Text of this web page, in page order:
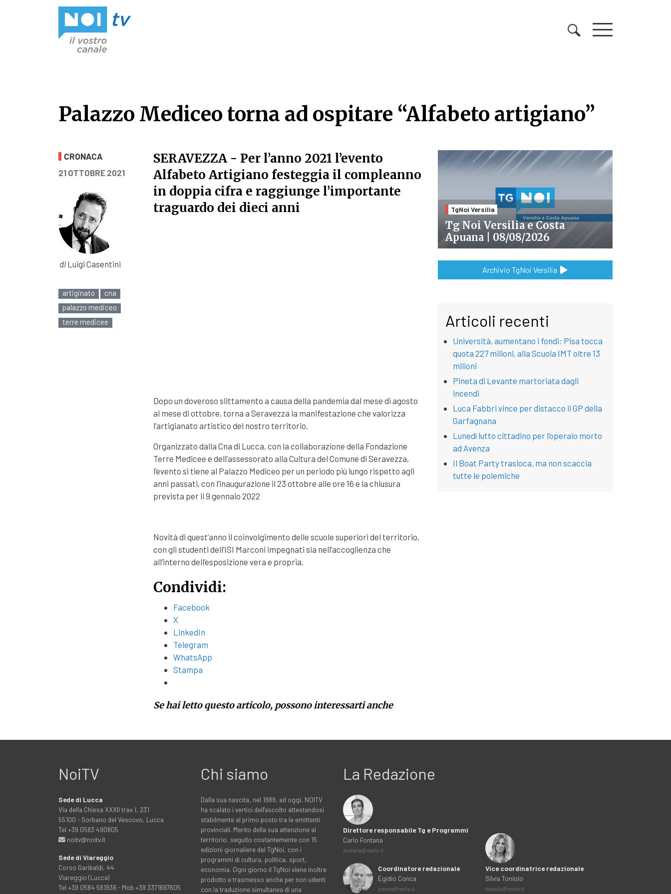
Palazzo Mediceo torna ad ospitare “Alfabeto artigiano”
Palazzo Mediceo torna ad ospitare “Alfabeto artigiano”
CRONACA
PUBBLICATO IL
21 OTTOBRE 2021
diLuigi Casentini
artiginato
cna
palazzo mediceo
terre medicee
SERAVEZZA - Per l’anno 2021 l’evento
Alfabeto Artigiano festeggia il compleanno
in doppia cifra e raggiunge l’importante
traguardo dei dieci anni
Dopo un doveroso slittamento a causa della pandemia dal mese di agosto
al mese di ottobre, torna a Seravezza la manifestazione che valorizza
l’artigianato artistico del nostro territorio.
Organizzato dalla Cna di Lucca, con la collaborazione della Fondazione
Terre Medicee e dell’assessorato alla Cultura del Comune di Seravezza,
l’evento si tiene al Palazzo Mediceo per un periodo più lungo rispetto agli
anni passati, con l’inaugurazione il 23 ottobre alle ore 16 e la chiusura
prevista per il 9 gennaio 2022
Novità di quest’anno il coinvolgimento delle scuole superiori del territorio,
con gli studenti dell’ISI Marconi impegnati sia nell’accoglienza che
all’interno dell’esposizione vera e propria.
Condividi:
Facebook
X
LinkedIn
Telegram
WhatsApp
Stampa
Se hai letto questo articolo, possono interessarti anche
TgNoi Versilia
Tg Noi Versilia e Costa
Apuana | 08/08/2026
Archivio TgNoi Versilia
Articoli recenti
Università, aumentano i fondi: Pisa tocca
quota 227 milioni, alla Scuola IMT oltre 13
milioni
Pineta di Levante martoriata dagli
incendi
Luca Fabbri vince per distacco il GP della
Garfagnana
Lunedì lutto cittadino per l’operaio morto
ad Avenza
Il Boat Party trasloca, ma non scaccia
tutte le polemiche
NoiTV
Sede di Lucca
Via della Chiesa XXXII trav. I, 231
55100 - Sorbano del Vescovo, Lucca
Tel +39 0583 490805
noitv@noitv.it
Sede di Viareggio
Corso Garibaldi, 44
Viareggio (Lucca)
Tel +39 0584 581938 - Mob +39 3371697605
Chi siamo
Dalla sua nascita, nel 1989, ad oggi, NOITV
ha scalato i vertici dell'ascolto attestandosi
stabilmente al primo posto tra le emittenti
provinciali. Merito della sua attenzione al
territorio, seguito costantemente con 15
edizioni giornaliere del TgNoi, con i
programmi di cultura, politica, sport,
economia. Ogni giorno il TgNoi viene inoltre
prodotto e trasmesso anche per non udenti
con la traduzione simultanea di una
La Redazione
Direttore responsabile Tg e Programmi
Carlo Fontana
fontana@noitv.it
Coordinatore redazionale
Egidio Conca
conca@noitv.it
Vice coordinatrice redazionale
Silvia Toniolo
toniolo@noitv.it